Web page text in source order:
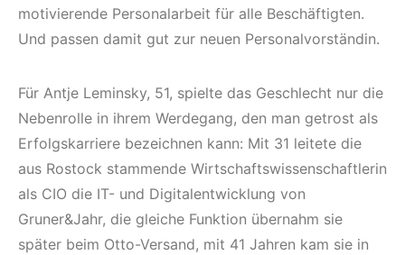
motivierende Personalarbeit für alle Beschäftigten.
Und passen damit gut zur neuen Personalvorständin.
Für Antje Leminsky, 51, spielte das Geschlecht nur die
Nebenrolle in ihrem Werdegang, den man getrost als
Erfolgskarriere bezeichnen kann: Mit 31 leitete die
aus Rostock stammende Wirtschaftswissenschaftlerin
als CIO die IT- und Digitalentwicklung von
Gruner&Jahr, die gleiche Funktion übernahm sie
später beim Otto-Versand, mit 41 Jahren kam sie in